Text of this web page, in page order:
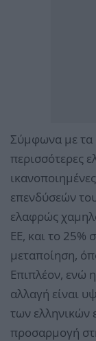
Σύμφωνα με τα
περισσότερες
επενδύσεών
ελαφρώς
ΕΕ, και το 25%
μεταποίηση,
Επιπλέον, ενώ
αλλαγή είναι
των ελληνικών
προσαρμογή